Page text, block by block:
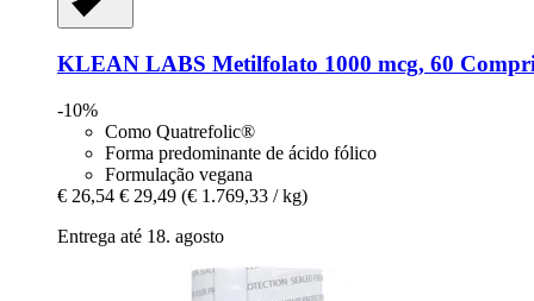
KLEAN LABS Metilfolato 1000 mcg, 60
-10%
Como Quatrefolic®
Forma predominante de ácido fólico
Formulação vegana
€ 26,54 € 29,49 (€ 1.769,33 / kg)
Entrega até 18. agosto